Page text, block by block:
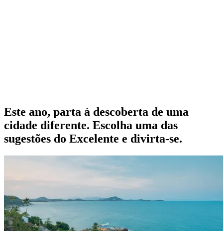
Este ano, parta à descoberta de uma
cidade diferente. Escolha uma das
sugestões do Excelente e divirta-se.